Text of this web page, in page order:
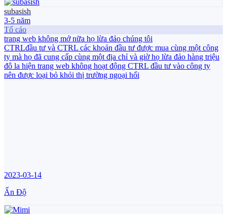
subasish
3-5 năm
Tố cáo
trang web không mở nữa họ lừa đảo chúng tôi
CTRLđầu tư và CTRL các khoản đầu tư được mua cùng một công
ty mà họ đã cung cấp cùng một địa chỉ và giờ họ lừa đảo hàng triệu
đô la hiện trang web không hoạt động CTRL đầu tư vào công ty
nên được loại bỏ khỏi thị trường ngoại hối
2023-03-14
Ấn Độ